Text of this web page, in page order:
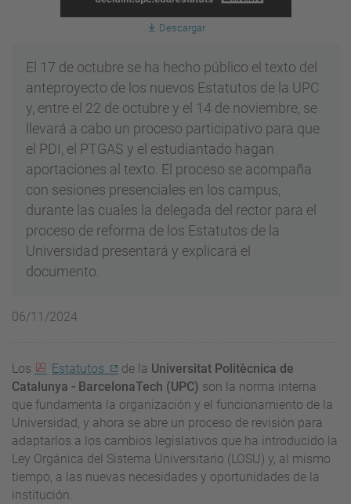
Descargar
El 17 de octubre se ha hecho público el texto del
anteproyecto de los nuevos Estatutos de la UPC
y, entre el 22 de octubre y el 14 de noviembre, se
llevará a cabo un proceso participativo para que
el PDI, el PTGAS y el estudiantado hagan
aportaciones al texto. El proceso se acompaña
con sesiones presenciales en los campus,
durante las cuales la delegada del rector para el
proceso de reforma de los Estatutos de la
Universidad presentará y explicará el
documento.
06/11/2024
Los Estatutos de la Universitat Politècnica de
Catalunya - BarcelonaTech (UPC) son la norma interna
que fundamenta la organización y el funcionamiento de la
Universidad, y ahora se abre un proceso de revisión para
adaptarlos a los cambios legislativos que ha introducido la
Ley Orgánica del Sistema Universitario (LOSU) y, al mismo
tiempo, a las nuevas necesidades y oportunidades de la
institución.